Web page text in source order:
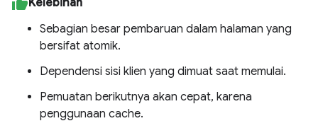
Kelebihan
Sebagian besar pembaruan dalam halaman yang
bersifat atomik.
Dependensi sisi klien yang dimuat saat memulai.
Pemuatan berikutnya akan cepat, karena
penggunaan cache.